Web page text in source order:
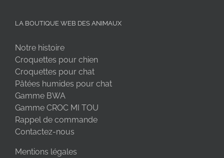
LA BOUTIQUE WEB DES ANIMAUX
Notre histoire
Croquettes pour chien
Croquettes pour chat
Pâtées humides pour chat
Gamme BWA
Gamme CROC MI TOU
Rappel de commande
Contactez-nous
Mentions légales